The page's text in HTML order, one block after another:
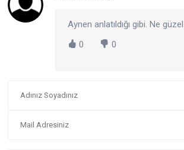
Aynen anlatıldığı gibi. Ne
0
0